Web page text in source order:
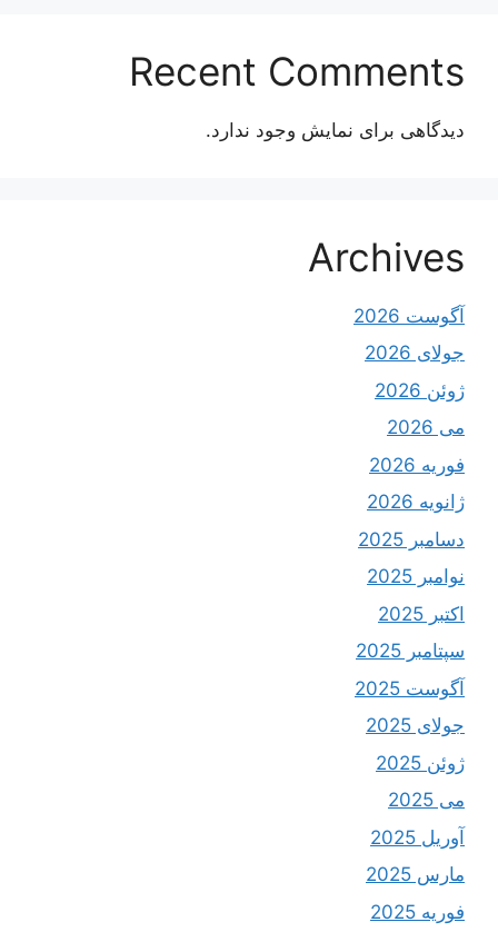
Recent Comments
دیدگاهی برای نمایش وجود ندارد.
Archives
آگوست 2026
جولای 2026
ژوئن 2026
می 2026
فوریه 2026
ژانویه 2026
دسامبر 2025
نوامبر 2025
اکتبر 2025
سپتامبر 2025
آگوست 2025
جولای 2025
ژوئن 2025
می 2025
آوریل 2025
مارس 2025
فوریه 2025